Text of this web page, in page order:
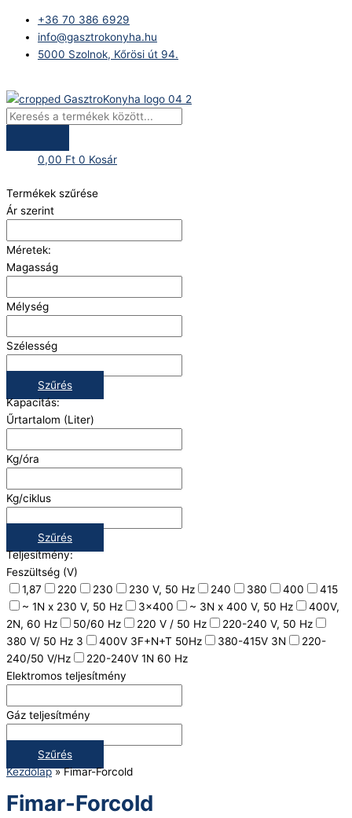
content
+36 70 386 6929
info@gasztrokonyha.hu
5000 Szolnok, Kőrösi út 94.
search
0,00 Ft 0 Kosár
Termékek szűrése
Ár szerint
Méretek:
Magasság
Mélység
Szélesség
Szűrés
Kapacitás:
Űrtartalom (Liter)
Kg/óra
Kg/ciklus
Szűrés
Teljesítmény:
Feszültség (V)
1,87
220 230 230 V, 50 Hz 240 380 400
415
~ 1N x 230 V, 50 Hz
3x400 ~ 3N x 400 V, 50 Hz
400V,
2N, 60 Hz
50/60 Hz 220 V / 50 Hz
220-240 V, 50 Hz
380 V/ 50 Hz 3
400V 3F+N+T 50Hz 380-415V 3N
220-
240/50 V/Hz
220-240V 1N 60 Hz
Elektromos teljesítmény
Gáz teljesítmény
Szűrés
Kezdőlap»Fimar-Forcold
Fimar-Forcold